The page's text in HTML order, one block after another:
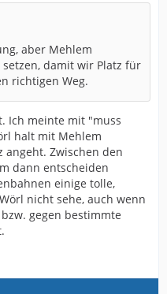
aber Mehlem
damit wir Platz für
richtigen Weg.
Ich meinte mit "muss
halt mit Mehlem
angeht. Zwischen den
dann entscheiden
einige tolle,
nicht sehe, auch wenn
gegen bestimmte